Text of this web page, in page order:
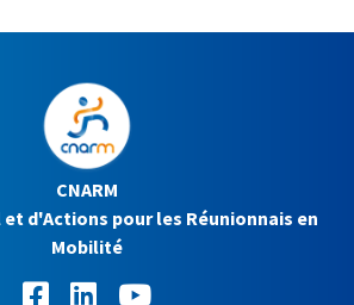
CNARM
d'Actions pour les Réunionnais en
Mobilité